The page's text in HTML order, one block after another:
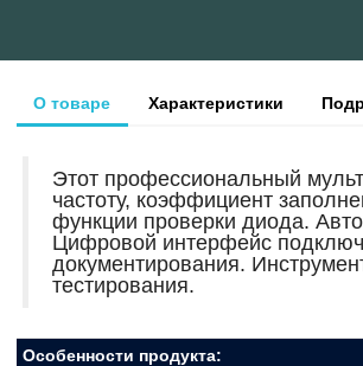
О товаре Характеристики
Этот профессиональный
частоту, коэффициент
функции проверки диода.
Цифровой интерфейс
документирования.
тестирования.
Особенности продукта: